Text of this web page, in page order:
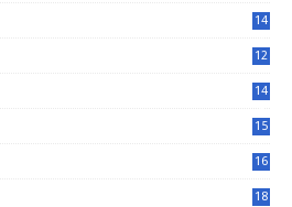
14
12
14
15
16
18